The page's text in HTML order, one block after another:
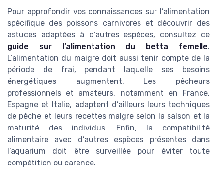
Pour approfondir vos connaissances sur l’alimentation
spécifique des poissons carnivores et découvrir des
astuces adaptées à d’autres espèces, consultez ce
guide sur l’alimentation du betta femelle.
L’alimentation du maigre doit aussi tenir compte de la
période de frai, pendant laquelle ses besoins
énergétiques augmentent. Les pêcheurs
professionnels et amateurs, notamment en France,
Espagne et Italie, adaptent d’ailleurs leurs techniques
de pêche et leurs recettes maigre selon la saison et la
maturité des individus. Enfin, la compatibilité
alimentaire avec d’autres espèces présentes dans
l’aquarium doit être surveillée pour éviter toute
compétition ou carence.